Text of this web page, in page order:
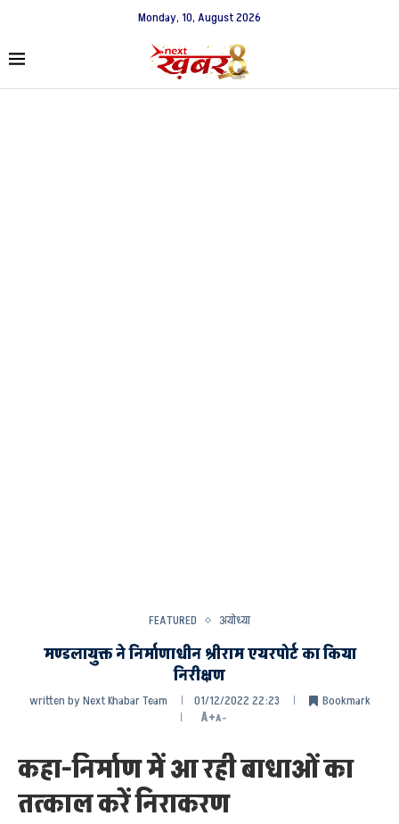
Monday, 10, August 2026
FEATURED अयोध्या
मण्डलायुक्त ने निर्माणाधीन श्रीराम एयरपोर्ट का किया
निरीक्षण
written byNext Khabar Team 01/12/2022 22:23
Bookmark
A+A-
कहा-निर्माण में आ रही बाधाओं का
तत्काल करें निराकरण